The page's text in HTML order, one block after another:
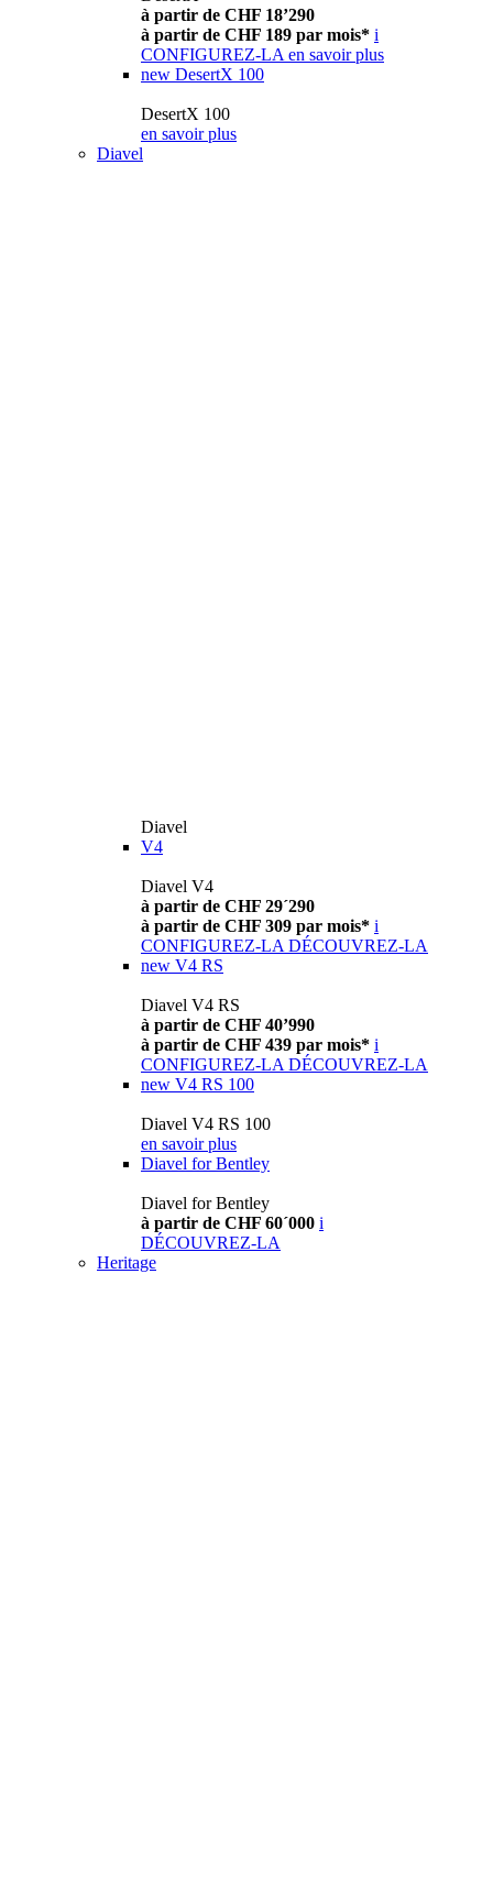
à partir de CHF 18’290
à partir de CHF 189 par mois* i
CONFIGUREZ-LA en savoir plus
new DesertX 100
DesertX 100
en savoir plus
Diavel
Diavel
V4
Diavel V4
à partir de CHF 29´290
à partir de CHF 309 par mois* i
CONFIGUREZ-LA DÉCOUVREZ-LA
new V4 RS
Diavel V4 RS
à partir de CHF 40’990
à partir de CHF 439 par mois* i
CONFIGUREZ-LA DÉCOUVREZ-LA
new V4 RS 100
Diavel V4 RS 100
en savoir plus
Diavel for Bentley
Diavel for Bentley
à partir de CHF 60´000 i
DÉCOUVREZ-LA
Heritage